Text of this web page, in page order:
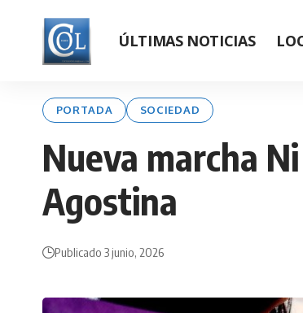
ÚLTIMAS NOTICIAS
PORTADA SOCIEDAD
Nueva marcha
Agostina
Publicado 3 junio, 2026